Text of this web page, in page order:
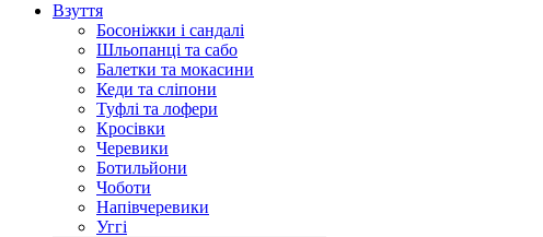
Взуття
Босоніжки і сандалі
Шльопанці та сабо
Балетки та мокасини
Кеди та сліпони
Туфлі та лофери
Кросівки
Черевики
Ботильйони
Чоботи
Напівчеревики
Уггі